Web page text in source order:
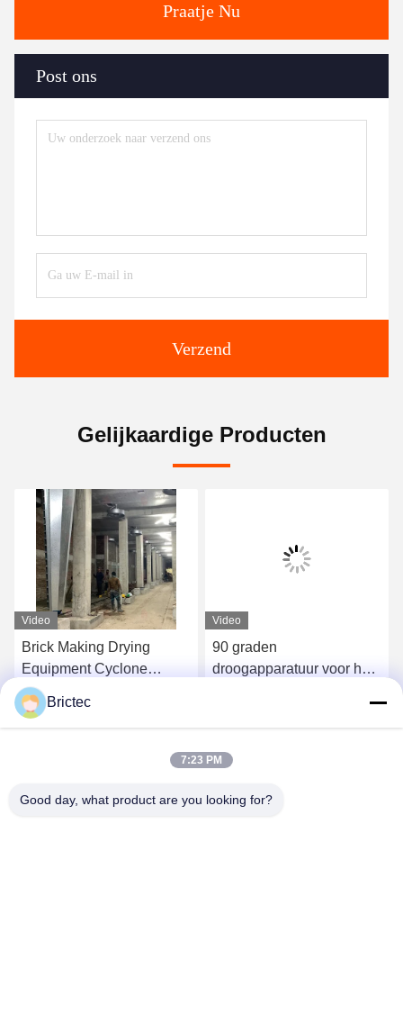
Praatje Nu
Post ons
Verzend
Gelijkaardige Producten
Video
Brick Making Drying
Equipment Cyclone
Blower Drying Chamber
Cone Blower Volledig
AutomatischKrijg Beste Prijs
Video
90 graden
droogapparatuur voor het
Krijg Beste Prijs
Brictec
7:23 PM
Good day, what product are you looking for?